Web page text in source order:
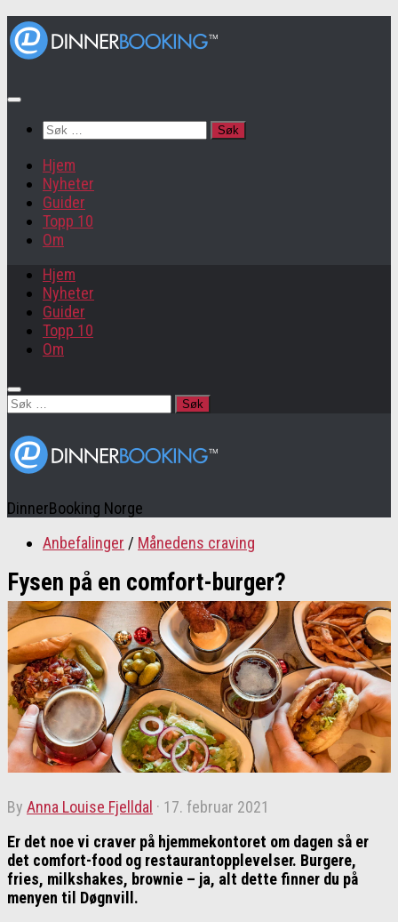
Søk
Hjem
Nyheter
Guider
Topp 10
Om
Hjem
Nyheter
Guider
Topp 10
Om
Søk
DinnerBooking Norge
Anbefalinger / Månedens craving
Fysen på en comfort-burger?
by Anna Louise Fjelldal · 17. februar 2021
Er det noe vi craver på hjemmekontoret om dagen så er
det comfort-food og restaurantopplevelser. Burgere,
fries, milkshakes, brownie – ja, alt dette finner du på
menyen til Døgnvill.